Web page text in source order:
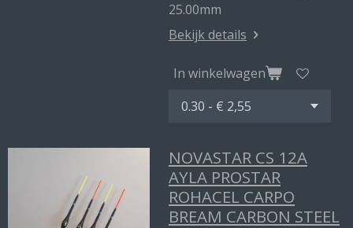
25.00mm
Bekijk details
In winkelwagen
NOVASTAR CS 12A
AYLA PROSTAR
ROHACEL CARPO
BREAM CARBON STEEL